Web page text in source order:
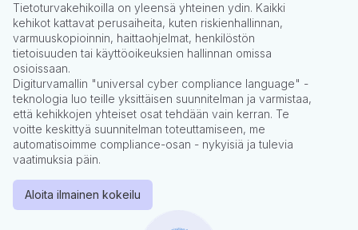
Tietoturvakehikoilla on yleensä yhteinen ydin. Kaikki
kehikot kattavat perusaiheita, kuten riskienhallinnan,
varmuuskopioinnin, haittaohjelmat, henkilöstön
tietoisuuden tai käyttöoikeuksien hallinnan omissa
osioissaan.
Digiturvamallin "universal cyber compliance language" -
teknologia luo teille yksittäisen suunnitelman ja varmistaa,
että kehikkojen yhteiset osat tehdään vain kerran. Te
voitte keskittyä suunnitelman toteuttamiseen, me
automatisoimme compliance-osan - nykyisiä ja tulevia
vaatimuksia päin.
Aloita ilmainen kokeilu